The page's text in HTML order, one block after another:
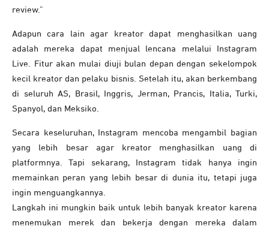
review.”
Adapun cara lain agar kreator dapat menghasilkan uang
adalah mereka dapat menjual lencana melalui Instagram
Live. Fitur akan mulai diuji bulan depan dengan sekelompok
kecil kreator dan pelaku bisnis. Setelah itu, akan berkembang
di seluruh AS, Brasil, Inggris, Jerman, Prancis, Italia, Turki,
Spanyol, dan Meksiko.
Secara keseluruhan, Instagram mencoba mengambil bagian
yang lebih besar agar kreator menghasilkan uang di
platformnya. Tapi sekarang, Instagram tidak hanya ingin
memainkan peran yang lebih besar di dunia itu, tetapi juga
ingin menguangkannya.
Langkah ini mungkin baik untuk lebih banyak kreator karena
menemukan merek dan bekerja dengan mereka dalam